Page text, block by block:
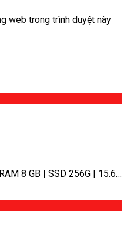
web trong trình duyệt này
8 GB | SSD 256G | 15.6”